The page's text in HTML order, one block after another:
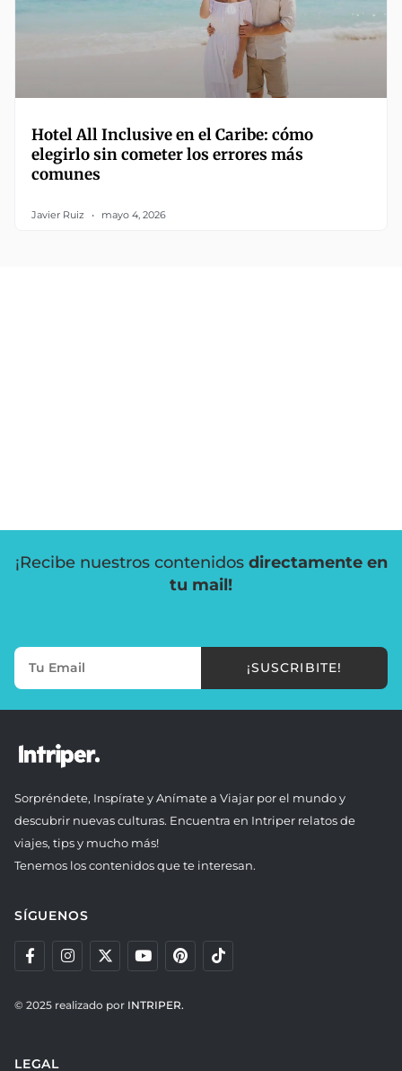
Hotel All Inclusive en el Caribe: cómo
elegirlo sin cometer los errores más
comunes
Javier Ruiz mayo 4, 2026
¡Recibe nuestros contenidos directamente en
tu mail!
¡SUSCRIBITE!
Sorpréndete, Inspírate y Anímate a Viajar por el mundo y
descubrir nuevas culturas. Encuentra en Intriper relatos de
viajes, tips y mucho más!
Tenemos los contenidos que te interesan.
SÍGUENOS
© 2025 realizado por INTRIPER.
LEGAL